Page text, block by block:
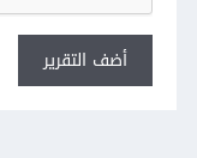
أضف التقرير